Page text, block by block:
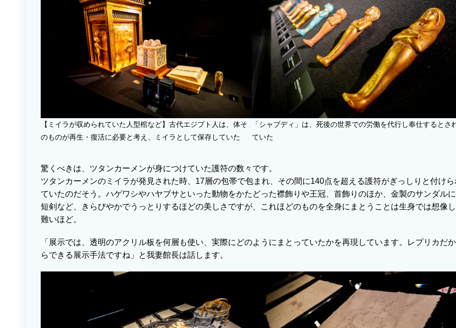
【ミイラが収められていた人型棺など】古代エジプト人は、体そ
のものが再生・復活に必要と考え、ミイラとして保存していた
「シャブディ」は、死後の世界での労働を代行し奉仕するとさ
ていた
驚くべきは、ツタンカーメンが身につけていた護符の数々です。
ツタンカーメンのミイラが発見された時、17層の包帯で包まれ、その間に140点を超える護符がぎっしりと付け
ていたのだそう。ハゲワシやハヤブサといった動物をかたどった襟飾りや王冠、首飾りのほか、金製のサンダルに
短剣など、きらびやかでうっとりするほどの美しさですが、これほどのものを全身にまとうことは生身では想像し
難いほど。
「展示では、透明のアクリル板を何層も使い、実際にどのようにまとっていたかを再現しています。レプリカだか
らできる展示手法ですね」と我妻館長は話します。